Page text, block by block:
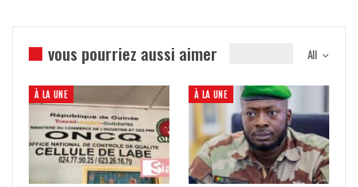
All
vous pourriez aussi aimer
À LA UNE À LA UNE